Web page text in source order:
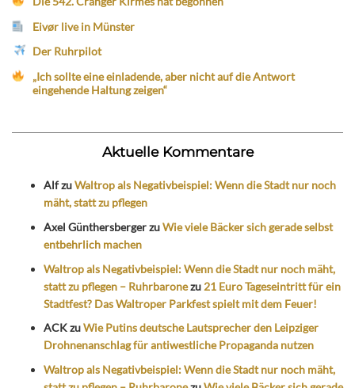
Eivør live in Münster
Der Ruhrpilot
„Ich sollte eine einladende, aber nicht auf die Antwort
eingehende Haltung zeigen“
Aktuelle Kommentare
AlfzuWaltrop als Negativbeispiel: Wenn die Stadt nur noch
mäht, statt zu pflegen
Axel GünthersbergerzuWie viele Bäcker sich gerade selbst
entbehrlich machen
Waltrop als Negativbeispiel: Wenn die Stadt nur noch mäht,
statt zu pflegen – Ruhrbaronezu 21 Euro Tageseintritt für ein
Stadtfest? Das Waltroper Parkfest spielt mit dem Feuer!
ACKzuWie Putins deutsche Lautsprecher den Leipziger
Drohnenanschlag für antiwestliche Propaganda nutzen
Waltrop als Negativbeispiel: Wenn die Stadt nur noch mäht,